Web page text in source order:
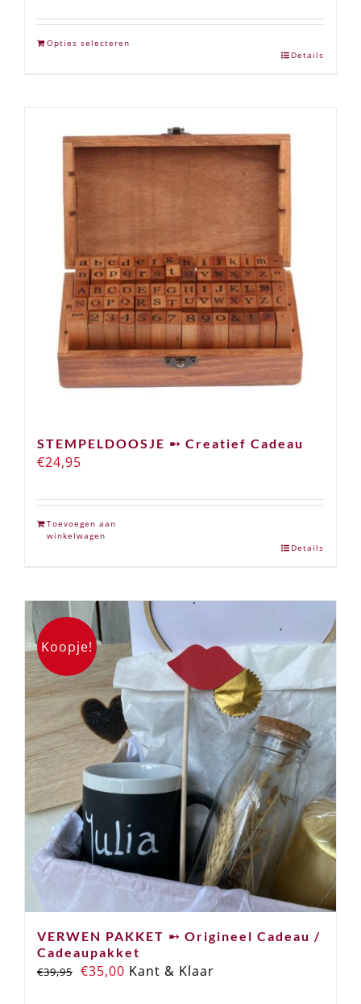
Opties selecteren
Details
STEMPELDOOSJE ➸ Creatief Cadeau
€24,95
Toevoegen aan
winkelwagen
Details
Koopje!
VERWEN PAKKET ➸ Origineel Cadeau /
Cadeaupakket
€39,95 Oorspronkelijke
€35,00 Huidige
Kant & Klaar